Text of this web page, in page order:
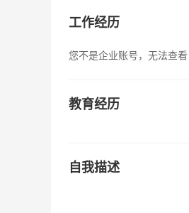
工作经历
您不是企业账号，无法查看
教育经历
自我描述